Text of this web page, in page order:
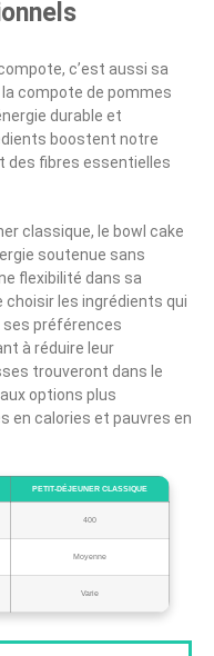
c’est aussi sa
compote de pommes
durable et
boostent notre
des fibres essentielles
classique, le bowl cake
soutenue sans
flexibilité dans sa
les ingrédients qui
ses préférences
à réduire leur
trouveront dans le
options plus
en calories et pauvres en
PETIT-DÉJEUNER CLASSIQUE
400
Moyenne
Varie